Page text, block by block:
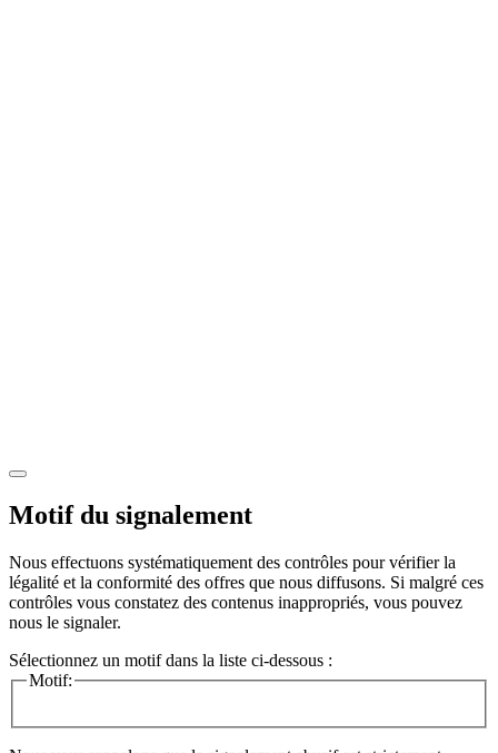
Motif du signalement
Nous effectuons systématiquement des contrôles pour vérifier la
légalité et la conformité des offres que nous diffusons. Si malgré ces
contrôles vous constatez des contenus inappropriés, vous pouvez
nous le signaler.
Sélectionnez un motif dans la liste ci-dessous :
Motif: